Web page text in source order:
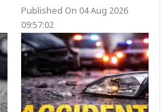
Published On 04 Aug 2026
09:57:02